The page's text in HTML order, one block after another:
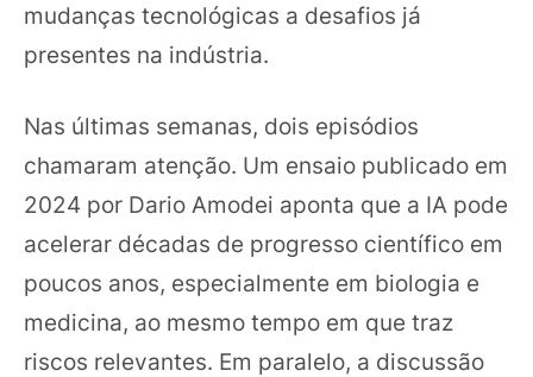
mudanças tecnológicas a desafios já
presentes na indústria.
Nas últimas semanas, dois episódios
chamaram atenção. Um ensaio publicado em
2024 por Dario Amodei aponta que a IA pode
acelerar décadas de progresso científico em
poucos anos, especialmente em biologia e
medicina, ao mesmo tempo em que traz
riscos relevantes. Em paralelo, a discussão